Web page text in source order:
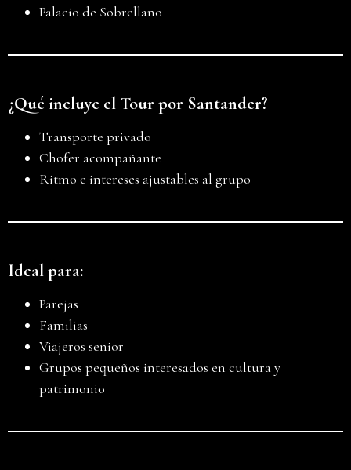
Palacio de Sobrellano
¿Qué incluye el Tour por Santander?
Transporte privado
Chofer acompañante
Ritmo e intereses ajustables al grupo
Ideal para:
Parejas
Familias
Viajeros senior
Grupos pequeños interesados en cultura y
patrimonio